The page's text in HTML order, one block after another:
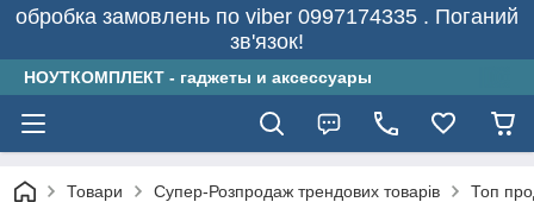
обробка замовлень по viber 0997174335 . Поганий
зв'язок!
НОУТКОМПЛЕКТ - гаджеты и аксессуары
Товари Супер-Розпродаж трендових товарів Топ